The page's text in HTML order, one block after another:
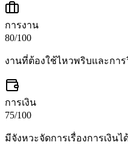
การงาน
80/100
งานที่ต้องใช้ไหวพริบและการ
การเงิน
75/100
มีจังหวะจัดการเรื่องการเงิน